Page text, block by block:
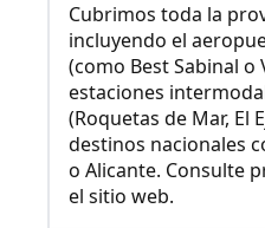
Cubrimos toda la
incluyendo el
(como Best Sabinal o
estaciones
(Roquetas de Mar, El
destinos nacionales
o Alicante. Consulte
el sitio web.